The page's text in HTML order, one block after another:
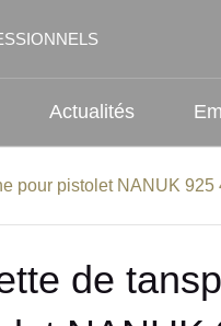
Actualités
pour pistolet NANUK 925
de